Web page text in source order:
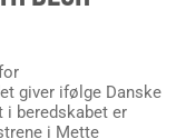
giver ifølge Danske
i beredskabet er
i Mette